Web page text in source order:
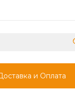
и Оплата